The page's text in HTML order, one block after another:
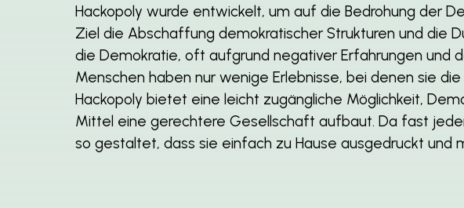
Hackopoly wurde entwickelt, um auf die Bedrohung der
Ziel die Abschaffung demokratischer Strukturen und die
die Demokratie, oft aufgrund negativer Erfahrungen und
Menschen haben nur wenige Erlebnisse, bei denen sie
Hackopoly bietet eine leicht zugängliche Möglichkeit,
Mittel eine gerechtere Gesellschaft aufbaut. Da fast
so gestaltet, dass sie einfach zu Hause ausgedruckt und